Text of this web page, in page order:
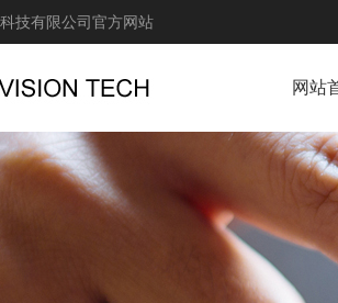
技有限公司官方网站
网站